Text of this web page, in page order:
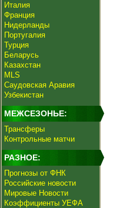
Италия
Франция
Нидерланды
Португалия
Турция
Беларусь
Казахстан
MLS
Саудовская Аравия
Узбекистан
МЕЖСЕЗОНЬЕ:
Трансферы
Контрольные матчи
РАЗНОЕ:
Прогнозы от ФНК
Российские новости
Мировые Новости
Коэффициенты УЕФА